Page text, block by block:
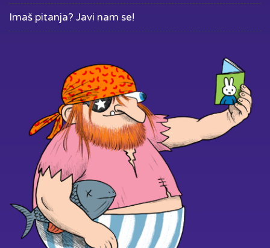
Imaš pitanja? Javi nam se!